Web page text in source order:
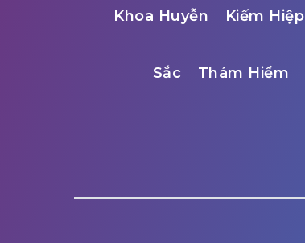
Khoa Huyễn Kiếm Hiệp
Sắc Thám Hiểm